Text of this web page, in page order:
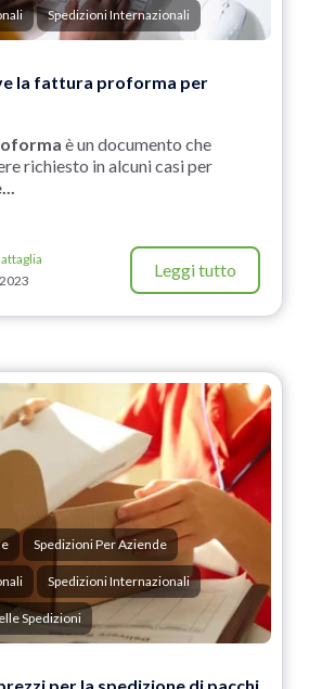
Spedizioni Internazionali
la fattura proforma per
è un documento che
richiesto in alcuni casi per
Leggi tutto
Spedizioni Per Aziende
Spedizioni Internazionali
Spedizioni